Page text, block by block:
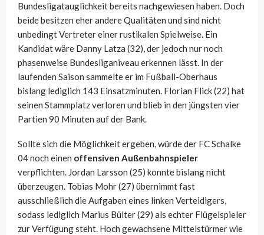
Bundesligatauglichkeit bereits nachgewiesen haben. Doch
beide besitzen eher andere Qualitäten und sind nicht
unbedingt Vertreter einer rustikalen Spielweise. Ein
Kandidat wäre Danny Latza (32), der jedoch nur noch
phasenweise Bundesliganiveau erkennen lässt. In der
laufenden Saison sammelte er im Fußball-Oberhaus
bislang lediglich 143 Einsatzminuten. Florian Flick (22) hat
seinen Stammplatz verloren und blieb in den jüngsten vier
Partien 90 Minuten auf der Bank.
Sollte sich die Möglichkeit ergeben, würde der FC Schalke
04 noch einen offensiven Außenbahnspieler
verpflichten. Jordan Larsson (25) konnte bislang nicht
überzeugen. Tobias Mohr (27) übernimmt fast
ausschließlich die Aufgaben eines linken Verteidigers,
sodass lediglich Marius Bülter (29) als echter Flügelspieler
zur Verfügung steht. Hoch gewachsene Mittelstürmer wie